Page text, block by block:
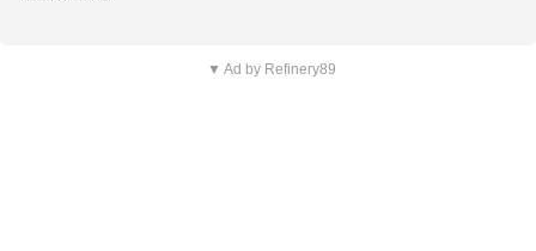
▼ Ad by Refinery89